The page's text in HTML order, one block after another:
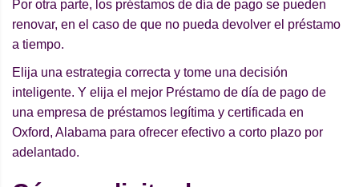
Por otra parte, los préstamos de día de pago se pueden
renovar, en el caso de que no pueda devolver el préstamo
a tiempo.
Elija una estrategia correcta y tome una decisión
inteligente. Y elija el mejor Préstamo de día de pago de
una empresa de préstamos legítima y certificada en
Oxford, Alabama para ofrecer efectivo a corto plazo por
adelantado.